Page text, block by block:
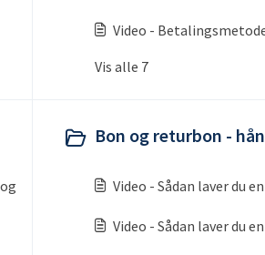
Video -
Vis alle 7
Bon og returbon -
Video - Sådan laver du
Video - Sådan laver du